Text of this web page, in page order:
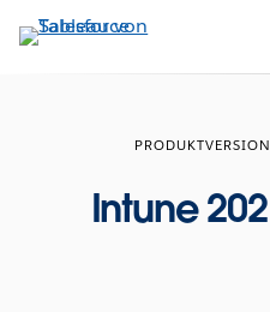
Direkt
zum
Intune